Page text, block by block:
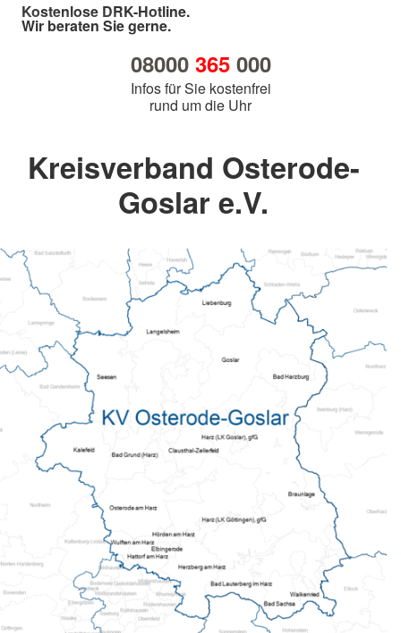
Kostenlose DRK-Hotline.
Wir beraten Sie gerne.
08000 365000
Infos für Sie kostenfrei
rund um die Uhr
Kreisverband Osterode-
Goslar e.V.